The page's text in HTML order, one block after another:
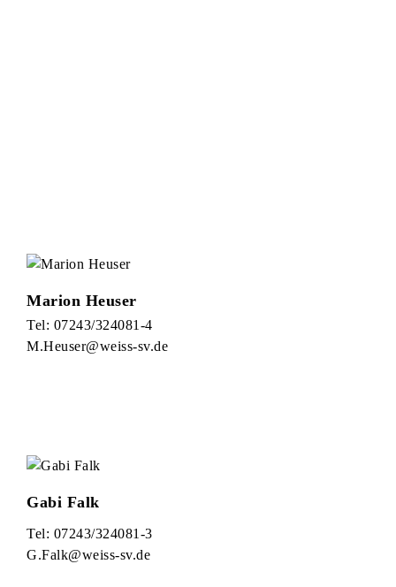
Marion Heuser
Tel: 07243/324081-4
M.Heuser@weiss-sv.de
Gabi Falk
Tel: 07243/324081-3
G.Falk@weiss-sv.de